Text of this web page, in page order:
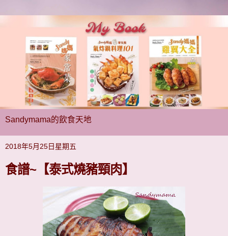
Sandymama的飲食天地
2018年5月25日星期五
食譜~【泰式燒豬頸肉】